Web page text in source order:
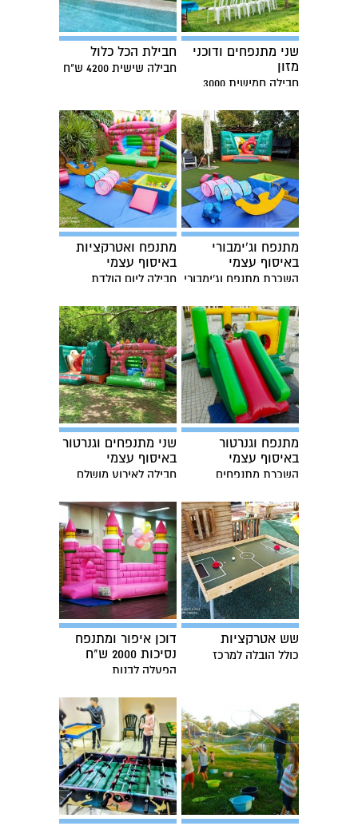
שני מתנפחים ודוכני
מזון
חבילה חמישית 3000
חבילת הכל כלול
חבילה שישית 4200 ש"ח
מתנפח וג'ימבורי
באיסוף עצמי
השכרת מתנפח וג'ימבורי
מתנפח ואטרקציות
באיסוף עצמי
חבילה ליום הולדת
מתנפח וגנרטור
באיסוף עצמי
השכרת מתנפחים
שני מתנפחים וגנרטור
באיסוף עצמי
חבילה לאירוע מושלם
שש אטרקציות
כולל הובלה למרכז
דוכן איפור ומתנפח
נסיכות 2000 ש"ח
הפעלה לבנות